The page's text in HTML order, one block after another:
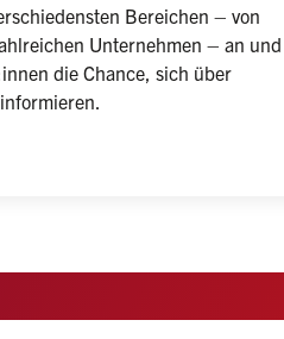
Bereichen – von
Unternehmen – an und
die Chance, sich über